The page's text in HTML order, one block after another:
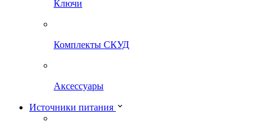
Ключи
Комплекты СКУД
Аксессуары
Источники питания